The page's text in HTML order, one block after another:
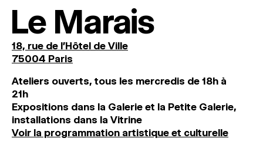
Le Marais
18, rue de l'Hôtel de Ville
75004 Paris
Ateliers ouverts, tous les mercredis de 18h à
21h
Expositions dans la Galerie et la Petite Galerie,
installations dans la Vitrine
Voir la programmation artistique et culturelle